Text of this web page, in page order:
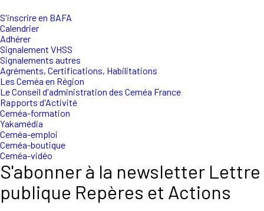
S'inscrire en BAFA
Calendrier
Adhérer
Signalement VHSS
Signalements autres
Agréments, Certifications, Habilitations
Les Ceméa en Région
Le Conseil d'administration des Ceméa France
Rapports d'Activité
Ceméa-formation
Yakamédia
Ceméa-emploi
Ceméa-boutique
Ceméa-vidéo
S'abonner à la newsletter Lettre
publique Repères et Actions